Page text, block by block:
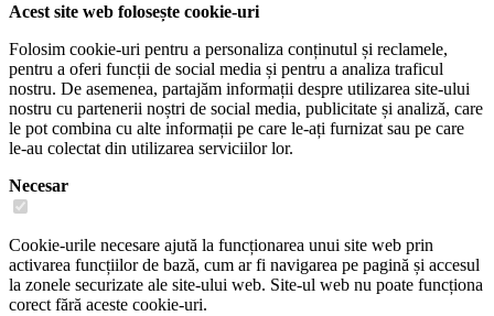
Acest site web folosește cookie-uri
Folosim cookie-uri pentru a personaliza conținutul și reclamele,
pentru a oferi funcții de social media și pentru a analiza traficul
nostru. De asemenea, partajăm informații despre utilizarea site-ului
nostru cu partenerii noștri de social media, publicitate și analiză, care
le pot combina cu alte informații pe care le-ați furnizat sau pe care
le-au colectat din utilizarea serviciilor lor.
Necesar
Cookie-urile necesare ajută la funcționarea unui site web prin
activarea funcțiilor de bază, cum ar fi navigarea pe pagină și accesul
la zonele securizate ale site-ului web. Site-ul web nu poate funcționa
corect fără aceste cookie-uri.